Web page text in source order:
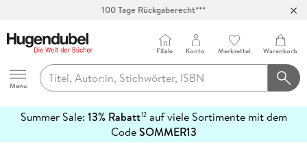
100 Tage Rückgaberecht***
Hugendubel
Menu
Filiale Konto Merkzettel Warenkorb
Summer Sale: 13% Rabatt12auf viele Sortimente mit dem
CodeSOMMER13
erfahren